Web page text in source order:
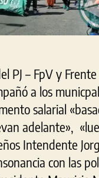
PJ – FpV y
a los
salarial
adelante»,
Intendente
con las